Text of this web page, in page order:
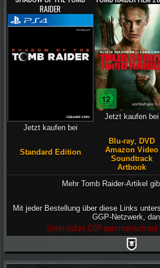
RAIDER
Jetzt kaufen bei
Standard Edition
Jetzt kaufen bei
Blu-ray DVD
Amazon Video
Soundtrack
Artbook
Mehr Tomb Raider-Artikel
Mit jeder Bestellung über diese Links
GGP-Netzwerk,
Unterstütze GGP automatisch mit